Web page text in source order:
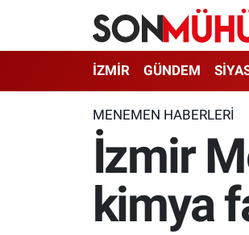
İZMİR GÜNDEM
MENEMEN HABERLERI
İzmir
kimya
İzmir Nöbetçi Eczaneler
İzmir Namaz Vakitleri
İzmir Trafik Yoğunluk Haritası
Süper Lig Puan Durumu ve